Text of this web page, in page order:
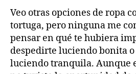
Veo otras opciones de ropa
tortuga, pero ninguna me
pensar en qué te hubiera
despedirte luciendo bonita
luciendo tranquila. Aunque